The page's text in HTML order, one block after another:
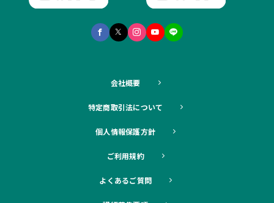
会社概要
特定商取引法について
個人情報保護方針
ご利用規約
よくあるご質問